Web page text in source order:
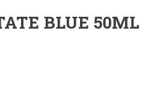
BLUE 50ML